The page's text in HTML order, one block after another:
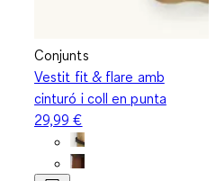
Conjunts
Vestit fit & flare amb
cinturó i coll en punta
29,99 €